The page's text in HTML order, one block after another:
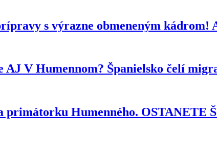
s výrazne obmeneným kádrom!
V Humennom? Španielsko čelí
Humenného. OSTANETE